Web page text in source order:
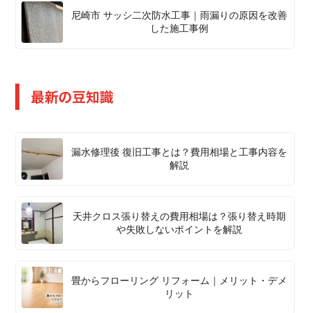
尼崎市 サッシ二次防水工事｜雨漏りの原因を改善
した施工事例
最新の豆知識
漏水修理後 復旧工事とは？費用相場と工事内容を
解説
天井クロス張り替えの費用相場は？張り替え時期
や失敗しないポイントを解説
畳からフローリング リフォーム｜メリット・デメ
リット